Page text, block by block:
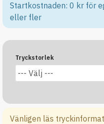
Startkostnaden: 0 kr för
eller fler
Tryckstorlek
Vänligen läs